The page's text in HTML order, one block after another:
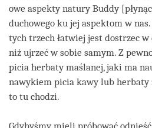
owe aspekty natury Buddy
duchowego ku jej aspektom w
tych trzech łatwiej jest dostrzec
niż ujrzeć w sobie samym. Z
picia herbaty maślanej, jaki ma
nawykiem picia kawy lub herbaty
to tu chodzi.